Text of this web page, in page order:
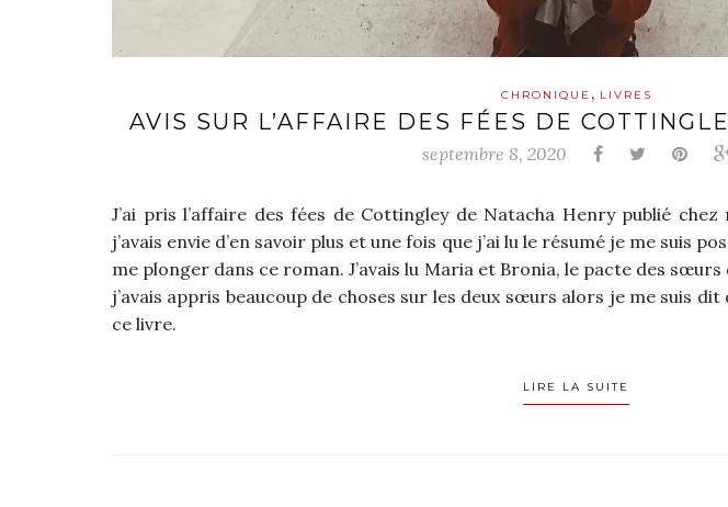
CHRONIQUE , LIVRES
AVIS SUR L’AFFAIRE DES FÉES DE
septembre 8, 2020
J’ai pris l’affaire des fées de Cottingley de Natacha Henry publié
j’avais envie d’en savoir plus et une fois que j’ai lu le résumé je me suis
me plonger dans ce roman. J’avais lu Maria et Bronia, le pacte des
j’avais appris beaucoup de choses sur les deux sœurs alors je me suis
ce livre.
LIRE LA SUITE